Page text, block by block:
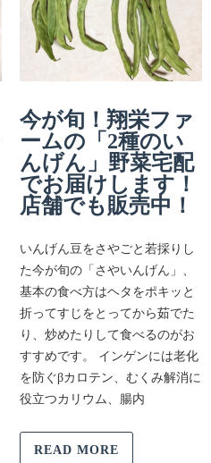
今が旬！翔栄ファ
ームの「2種のい
んげん」野菜宅配
でお届けします！
店舗でも販売中！
いんげん豆をさやごと若採りし
た今が旬の「さやいんげん」、
基本の食べ方はヘタをポキッと
折ってすじをとってから茹でた
り、炒めたりして食べるのがお
すすめです。 インゲンには老化
を防ぐβカロテン、むくみ解消に
役立つカリウム、腸内
READ MORE